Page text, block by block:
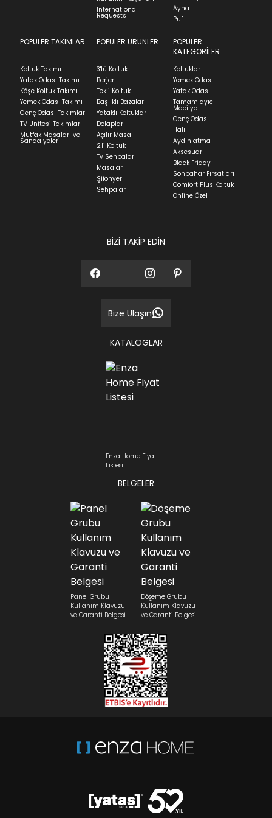
indication of where stock might be available but
we can't guarantee it'll be there for long.
İade ve Değişim bölümünü ziyaret ediniz.
Teslimat
Ev tekstili siparişlerinizin kargoya verilme süresi
ortalama 5-24 iş günüdür.
Yatak siparişlerinizin teslim süresi yaşadığınız şehre
ve ürünün stok durumuna göre ortalama 5-24 iş
günüdür.
Panel ve Döşeme grubu ürün siparişlerinizin teslim
süresi yaşadığınız şehre ve ürünün stok durumuna
göre ortalama 30-45 iş günüdür.
Siparişlerim bölümünden sürecinizi takip edebilirsiniz.
Sıkça Sorulan Sorularbölümünü ziyaret
International
Requests
Ayna
Puf
POPÜLER TAKIMLAR
Koltuk Takımı
Yatak Odası Takımı
Köşe Koltuk Takımı
Yemek Odası Takımı
Genç Odası Takımları
TV Ünitesi Takımları
Mutfak Masaları ve
Sandalyeleri
POPÜLER ÜRÜNLER
3'lü Koltuk
Berjer
Tekli Koltuk
Başlıklı Bazalar
Yataklı Koltuklar
Dolaplar
Açılır Masa
2'li Koltuk
Tv Sehpaları
Masalar
Şifonyer
Sehpalar
POPÜLER
KATEGORİLER
Koltuklar
Yemek Odası
Yatak Odası
Tamamlayıcı
Mobilya
Genç Odası
Halı
Aydınlatma
Aksesuar
Black Friday
Sonbahar Fırsatları
Comfort Plus Koltuk
Online Özel
BİZİ TAKİP EDİN
Bize Ulaşın
KATALOGLAR
Enza Home Fiyat
Listesi
BELGELER
Panel Grubu
Kullanım Klavuzu
ve Garanti Belgesi
Döşeme Grubu
Kullanım Klavuzu
ve Garanti Belgesi